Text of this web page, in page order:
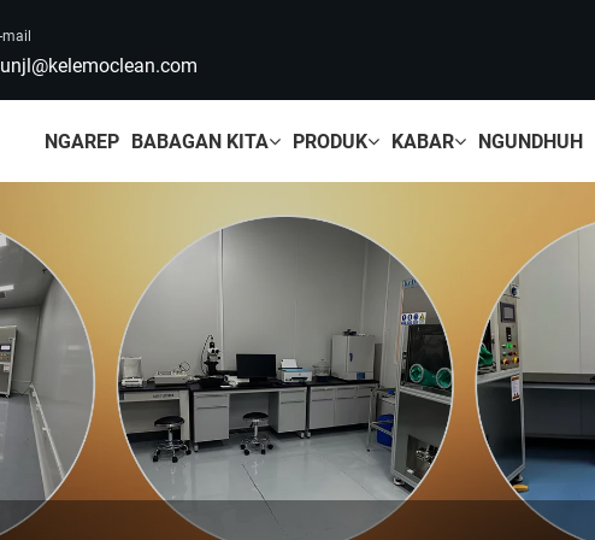
mail
NGAREP BABAGAN KITA PRODUK KABAR NGUNDHUH